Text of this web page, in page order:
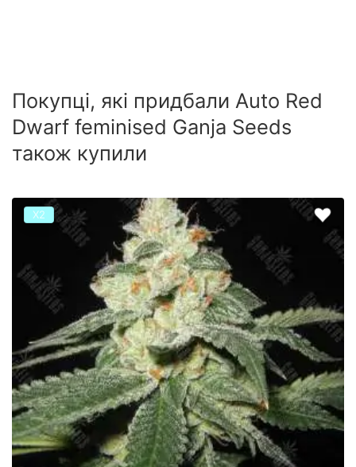
Покупці, які придбали Auto Red
Dwarf feminised Ganja Seeds
також купили
Х2